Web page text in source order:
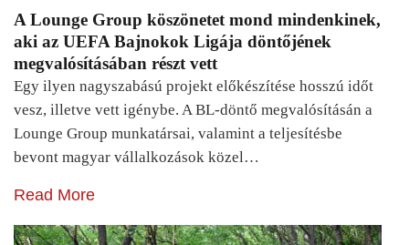
A Lounge Group köszönetet mond mindenkinek,
aki az UEFA Bajnokok Ligája döntőjének
megvalósításában részt vett
Egy ilyen nagyszabású projekt előkészítése hosszú időt
vesz, illetve vett igénybe. A BL-döntő megvalósításán a
Lounge Group munkatársai, valamint a teljesítésbe
bevont magyar vállalkozások közel…
Read More